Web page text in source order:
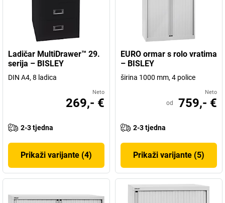
Ladičar MultiDrawer™ 29.
serija – BISLEY
DIN A4, 8 ladica
Neto
269,- €
2-3 tjedna
Prikaži varijante (4)
EURO ormar s rolo vratima
– BISLEY
širina 1000 mm, 4 police
Neto
od 759,- €
2-3 tjedna
Prikaži varijante (5)